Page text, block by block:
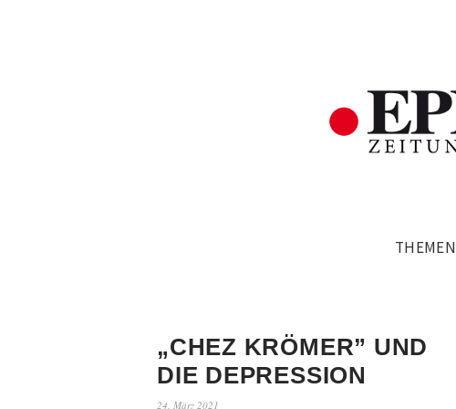
THEMEN
„CHEZ KRÖMER” UND
DIE DEPRESSION
24. März 2021